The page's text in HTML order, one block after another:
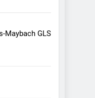
Maybach GLS